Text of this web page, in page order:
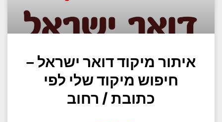
איתור מיקוד דואר ישראל –
חיפוש מיקוד שלי לפי
כתובת / רחוב